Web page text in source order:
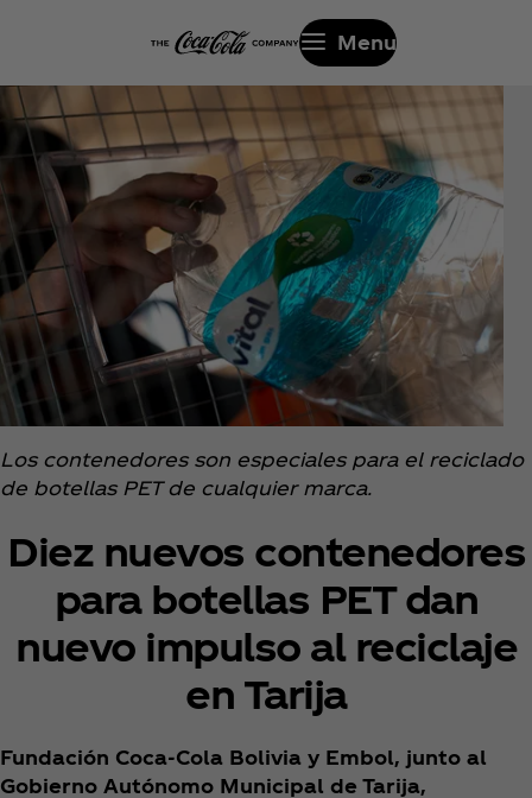
Menu
Los contenedores son especiales para el reciclado
de botellas PET de cualquier marca.
Diez nuevos contenedores
para botellas PET dan
nuevo impulso al reciclaje
en Tarija
Fundación Coca‑Cola Bolivia y Embol, junto al
Gobierno Autónomo Municipal de Tarija,